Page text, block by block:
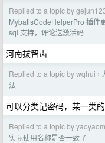
Replied to a topic by
MybatisCodeHelperPro 插件
sql 支持，评论送激活码
河南拔智齿
Replied to a topic by wqhui ›
法
可以分类记密码，某一类
Replied to a topic by
实际使用名称是否一致了